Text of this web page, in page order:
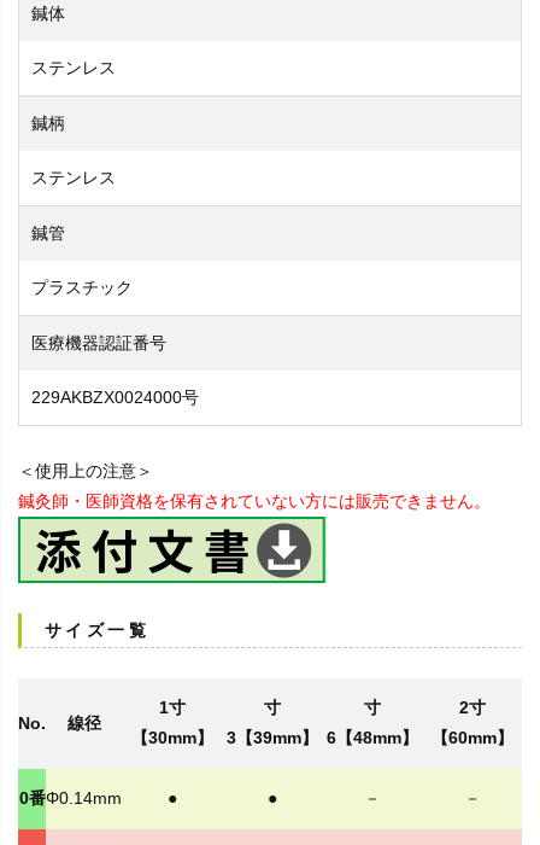
鍼体
ステンレス
鍼柄
ステンレス
鍼管
プラスチック
医療機器認証番号
229AKBZX0024000号
＜使用上の注意＞
鍼灸師・医師資格を保有されていない方には販売できません。
サイズ一覧
No. 線径
1寸
【30mm】
寸
3【39mm】
寸
6【48mm】
2寸
【60mm】
0番Φ0.14mm ● ● － －